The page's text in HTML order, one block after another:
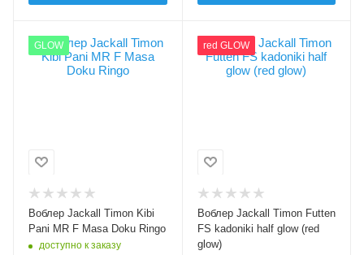
GLOW
Цвет приманки
Masa Doku Ringo
Длина приманки, мм
Вес приманки, гр
2.1
Плавучесть
Воблер Jackall Timon Kibi
Pani MR F Masa Doku Ringo
доступно к заказу
red GLOW
Цвет приманки
kadoniki half glow
(red glow)
минноу, составной
Длина приманки, мм
60
Вес приманки, гр
Воблер Jackall Timon Futten
FS kadoniki half glow (red
glow)